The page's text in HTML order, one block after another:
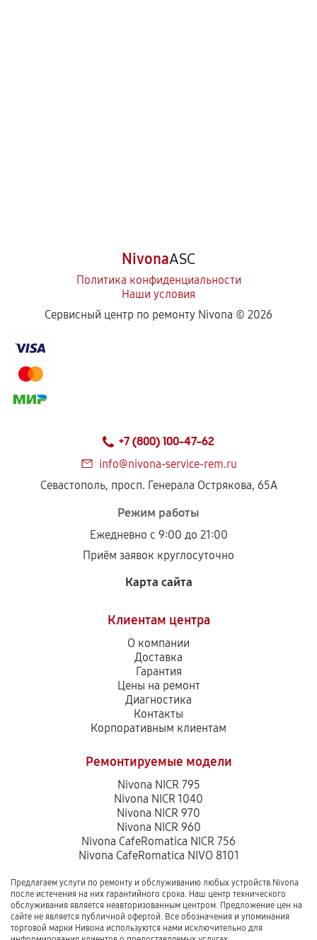
NivonaASC
Политика конфиденциальности
Наши условия
Сервисный центр по ремонту Nivona © 2026
+7 (800) 100-47-62
info@nivona-service-rem.ru
Севастополь, просп. Генерала Острякова, 65А
Режим работы
Ежедневно с 9:00 до 21:00
Приём заявок круглосуточно
Карта сайта
Клиентам центра
О компании
Доставка
Гарантия
Цены на ремонт
Диагностика
Контакты
Корпоративным клиентам
Ремонтируемые модели
Nivona NICR 795
Nivona NICR 1040
Nivona NICR 970
Nivona NICR 960
Nivona CafeRomatica NICR 756
Nivona CafeRomatica NIVO 8101
Предлагаем услуги по ремонту и обслуживанию любых устройств Nivona
после истечения на них гарантийного срока. Наш центр технического
обслуживания является неавторизованным центром. Предложение цен на
сайте не является публичной офертой. Все обозначения и упоминания
торговой марки Нивона используются нами исключительно для